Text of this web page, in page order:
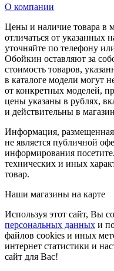
О компании
Цены и наличие товара в
отличаться от указанных
уточняйте по телефону
Обойкин оставляют за
стоимость товаров,
в каталоге модели могут
от конкретных моделей,
цены указаны в рублях,
и действительны в
Информация,
не является публичной
информирования
технических и иных
товар.
Наши магазины на карте
Используя этот сайт, Вы
персональных данных и
файлов cookies и иных
интернет статистики и
сайт для Вас!